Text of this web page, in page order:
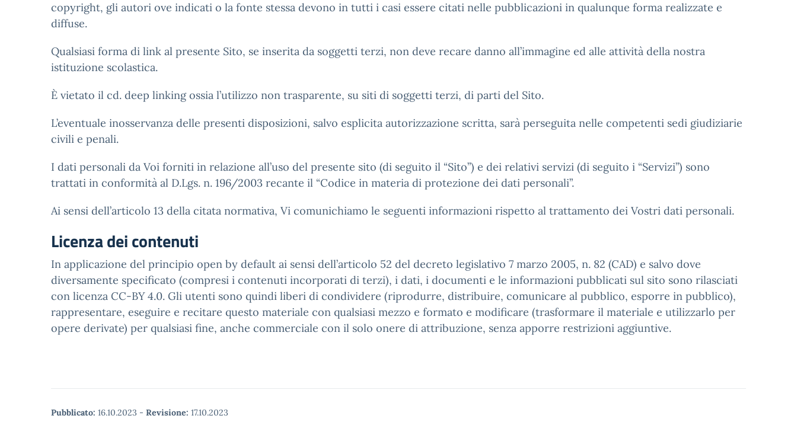
copyright, gli autori ove indicati o la fonte stessa devono in tutti i casi essere citati nelle pubblicazioni in qualunque forma realizzate e
diffuse.
Qualsiasi forma di link al presente Sito, se inserita da soggetti terzi, non deve recare danno all’immagine ed alle attività della nostra
istituzione scolastica.
È vietato il cd. deep linking ossia l’utilizzo non trasparente, su siti di soggetti terzi, di parti del Sito.
L’eventuale inosservanza delle presenti disposizioni, salvo esplicita autorizzazione scritta, sarà perseguita nelle competenti sedi giudiziarie
civili e penali.
I dati personali da Voi forniti in relazione all’uso del presente sito (di seguito il “Sito”) e dei relativi servizi (di seguito i “Servizi”) sono
trattati in conformità al D.Lgs. n. 196/2003 recante il “Codice in materia di protezione dei dati personali”.
Ai sensi dell’articolo 13 della citata normativa, Vi comunichiamo le seguenti informazioni rispetto al trattamento dei Vostri dati personali.
Licenza dei contenuti
In applicazione del principio open by default ai sensi dell’articolo 52 del decreto legislativo 7 marzo 2005, n. 82 (CAD) e salvo dove
diversamente specificato (compresi i contenuti incorporati di terzi), i dati, i documenti e le informazioni pubblicati sul sito sono rilasciati
con licenza CC-BY 4.0. Gli utenti sono quindi liberi di condividere (riprodurre, distribuire, comunicare al pubblico, esporre in pubblico),
rappresentare, eseguire e recitare questo materiale con qualsiasi mezzo e formato e modificare (trasformare il materiale e utilizzarlo per
opere derivate) per qualsiasi fine, anche commerciale con il solo onere di attribuzione, senza apporre restrizioni aggiuntive.
Pubblicato: 16.10.2023 - Revisione: 17.10.2023